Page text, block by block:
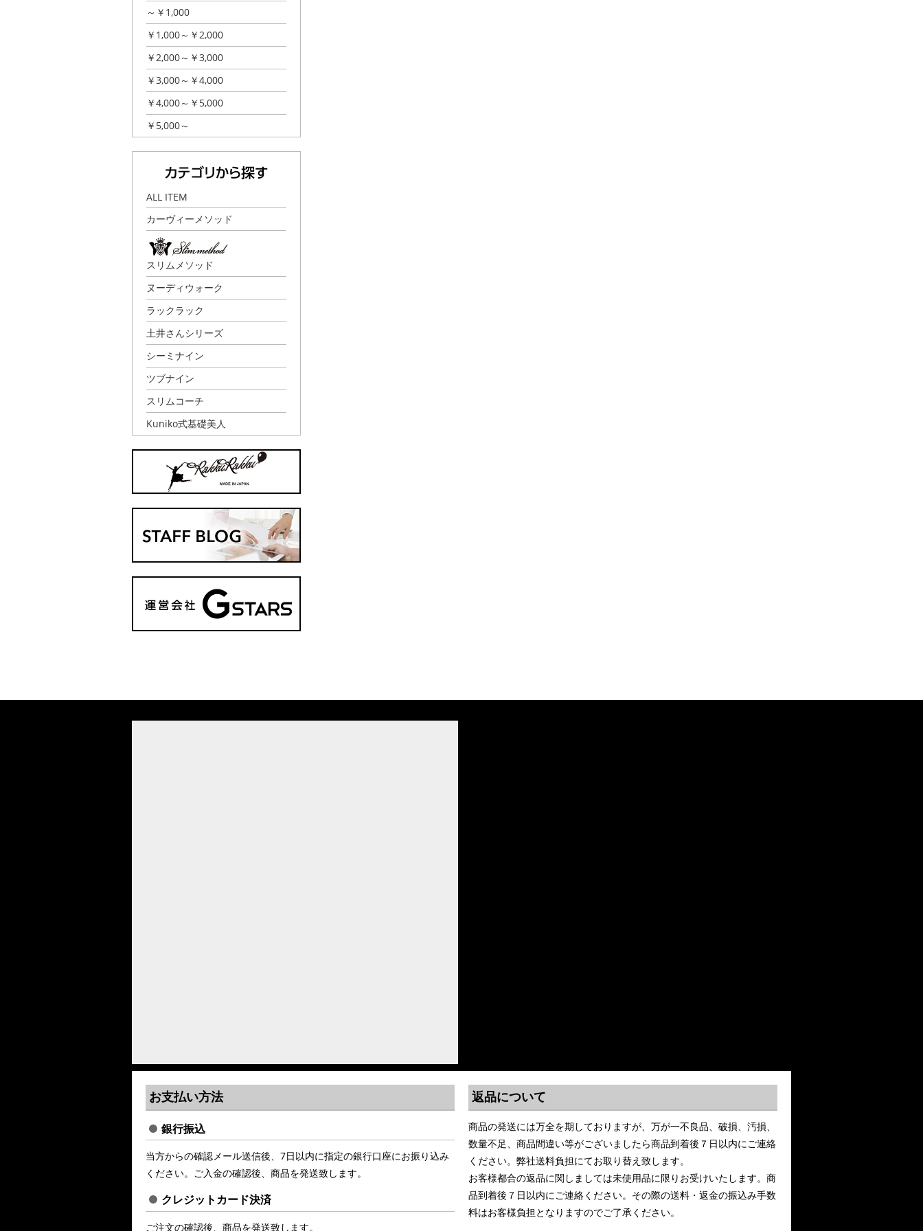
～￥1,000
￥1,000～￥2,000
￥2,000～￥3,000
￥3,000～￥4,000
￥4,000～￥5,000
￥5,000～
ALL ITEM
カーヴィーメソッド
スリムメソッド
ヌーディウォーク
ラックラック
土井さんシリーズ
シーミナイン
ツブナイン
スリムコーチ
Kuniko式基礎美人
お支払い方法
銀行振込
当方からの確認メール送信後、7日以内に指定の銀行口座にお振り込み
ください。ご入金の確認後、商品を発送致します。
クレジットカード決済
ご注文の確認後、商品を発送致します。
返品について
商品の発送には万全を期しておりますが、万が一不良品、破損、汚損、
数量不足、商品間違い等がございましたら商品到着後７日以内にご連絡
ください。弊社送料負担にてお取り替え致します。
お客様都合の返品に関しましては未使用品に限りお受けいたします。商
品到着後７日以内にご連絡ください。その際の送料・返金の振込み手数
料はお客様負担となりますのでご了承ください。